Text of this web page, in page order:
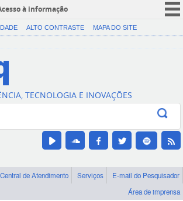
à informação
CORONAVÍRUS (COVID-19)
Canais
ALTO CONTRASTE MAPA DO SITE
TECNOLOGIA E INOVAÇÕES
Central de Atendimento Serviços
E-mail do Pesquisador
Área de imprensa